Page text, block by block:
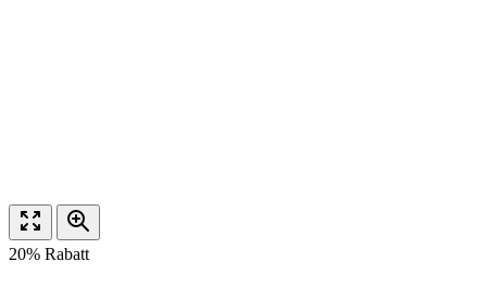
20% Rabatt